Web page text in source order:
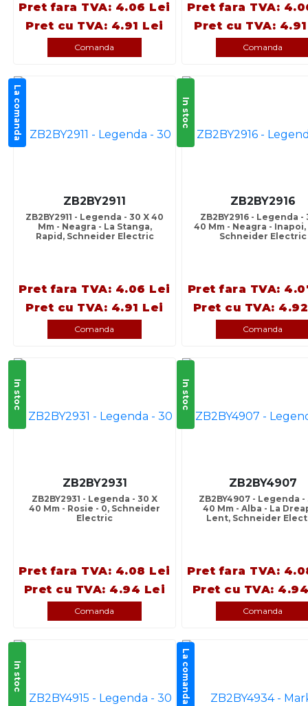
Pret fara TVA: 4.06 Lei
Pret cu TVA: 4.91 Lei
Comanda
Pret fara TVA:
Pret cu TVA:
Comanda
La comanda
ZB2BY2911
ZB2BY2911 - Legenda - 30 X 40
Mm - Neagra - La Stanga,
Rapid, Schneider Electric
Pret fara TVA: 4.06 Lei
Pret cu TVA: 4.91 Lei
Comanda
In stoc
ZB2BY2916
ZB2BY2916 - Legenda -
40 Mm - Neagra -
Schneider Electric
Pret fara TVA:
Pret cu TVA:
Comanda
In stoc
ZB2BY2931
ZB2BY2931 - Legenda - 30 X
40 Mm - Rosie - 0, Schneider
Electric
Pret fara TVA: 4.08 Lei
Pret cu TVA: 4.94 Lei
Comanda
In stoc
ZB2BY4907
ZB2BY4907 - Legenda -
40 Mm - Alba - La
Lent, Schneider
Pret fara TVA:
Pret cu TVA:
Comanda
In stoc La comanda